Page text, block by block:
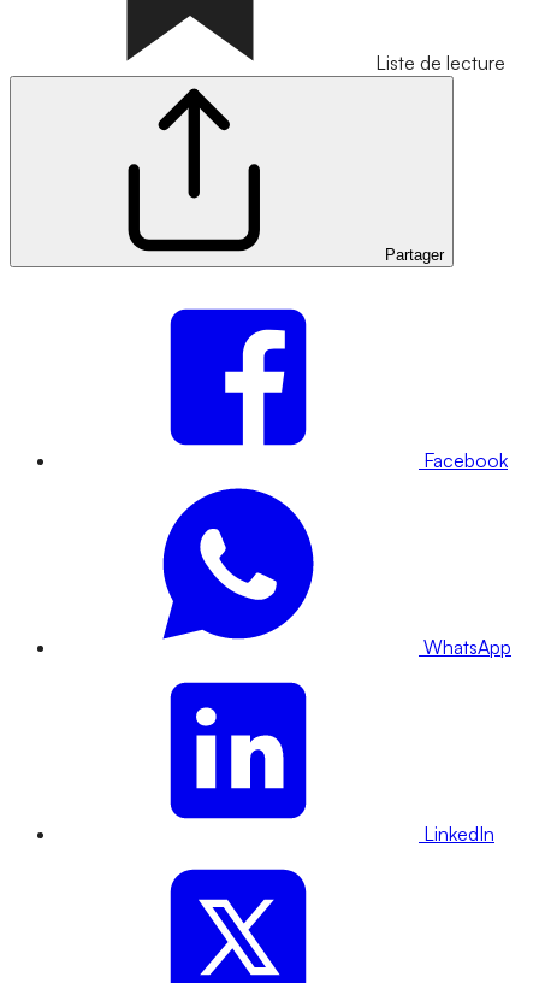
Liste de lecture
Partager
Facebook
WhatsApp
LinkedIn